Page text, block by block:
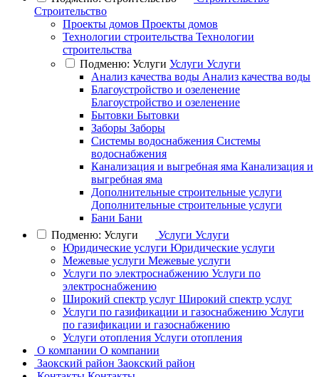
Строительство
Проекты домов Проекты домов
Технологии строительства Технологии
строительства
Подменю: Услуги Услуги Услуги
Анализ качества воды Анализ качества воды
Благоустройство и озеленение
Благоустройство и озеленение
Бытовки Бытовки
Заборы Заборы
Системы водоснабжения Системы
водоснабжения
Канализация и выгребная яма Канализация и
выгребная яма
Дополнительные строительные услуги
Дополнительные строительные услуги
Бани Бани
Подменю: Услуги
Услуги Услуги
Юридические услуги Юридические услуги
Межевые услуги Межевые услуги
Услуги по электроснабжению Услуги по
электроснабжению
Широкий спектр услуг Широкий спектр услуг
Услуги по газификации и газоснабжению Услуги
по газификации и газоснабжению
Услуги отопления Услуги отопления
О компании О компании
Заокский район Заокский район